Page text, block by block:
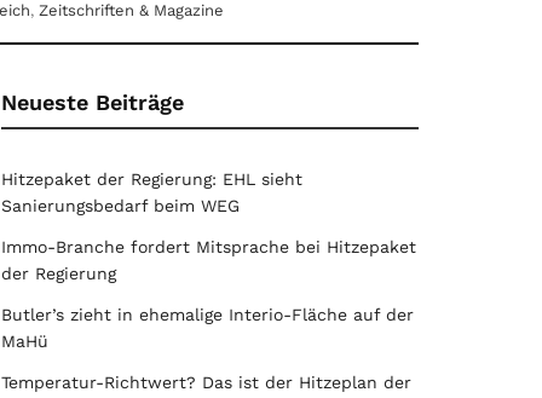
, Zeitschriften & Magazine
Neueste Beiträge
Hitzepaket der Regierung: EHL sieht
Sanierungsbedarf beim WEG
Immo-Branche fordert Mitsprache bei Hitzepaket
der Regierung
Butler’s zieht in ehemalige Interio-Fläche auf der
MaHü
Temperatur-Richtwert? Das ist der Hitzeplan der